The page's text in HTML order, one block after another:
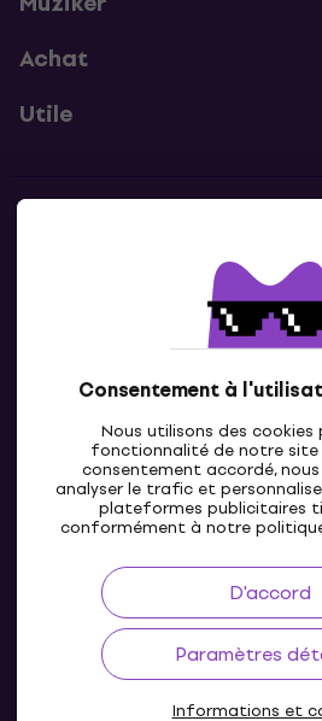
Consentement à
Nous utilisons des cookies
fonctionnalité de notre site
consentement accordé,
analyser le trafic et
plateformes publicitaires
conformément à notre
D'accord
Paramètres
Informations et
Achat
Utile
Contacte
LU